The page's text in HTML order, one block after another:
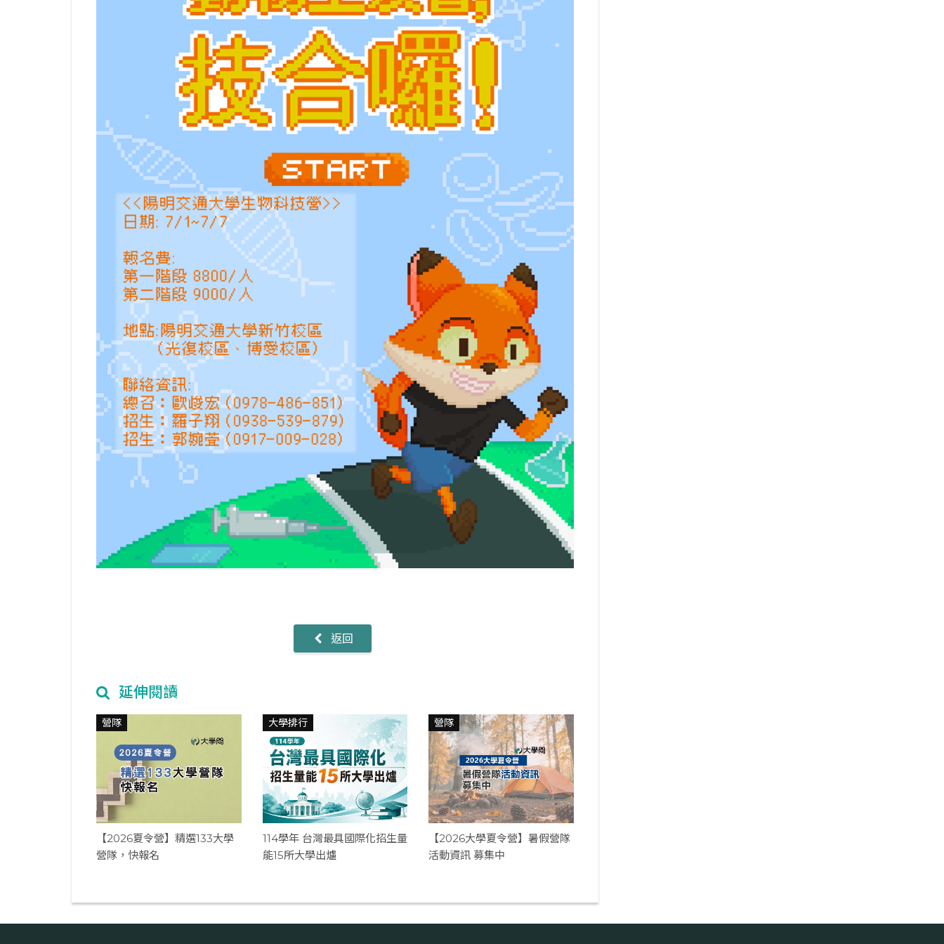
返回
延伸閱讀
營隊
【2026夏令營】精選133大學
營隊，快報名
大學排行
114學年 台灣最具國際化招生量
能15所大學出爐
營隊
【2026大學夏令營】暑假營隊
活動資訊 募集中